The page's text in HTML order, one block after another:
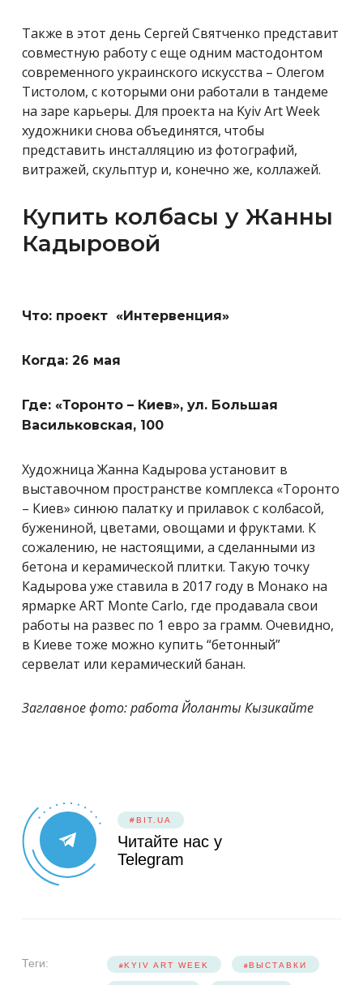
Также в этот день Сергей Святченко представит
совместную работу с еще одним мастодонтом
современного украинского искусства – Олегом
Тистолом, с которыми они работали в тандеме
на заре карьеры. Для проекта на KyivArtWeek
художники снова объединятся, чтобы
представить инсталляцию из фотографий,
витражей, скульптур и, конечно же, коллажей.
Купить колбасы у Жанны
Кадыровой
Что: проект «Интервенция»
Когда: 26 мая
Где: «Торонто – Киев», ул. Большая
Васильковская, 100
Художница Жанна Кадырова установит в
выставочном пространстве комплекса «Торонто
– Киев» синюю палатку и прилавок с колбасой,
бужениной, цветами, овощами и фруктами. К
сожалению, не настоящими, а сделанными из
бетона и керамической плитки. Такую точку
Кадырова уже ставила в 2017 году в Монако на
ярмарке ART Monte Carlo, где продавала свои
работы на развес по 1 евро за грамм. Очевидно,
в Киеве тоже можно купить “бетонный”
сервелат или керамический банан.
Заглавное фото: работа Йоланты Кызикайте
#BIT.UA
Читайте нас у
Telegram
Теги: KYIV ART WEEK ВЫСТАВКИ